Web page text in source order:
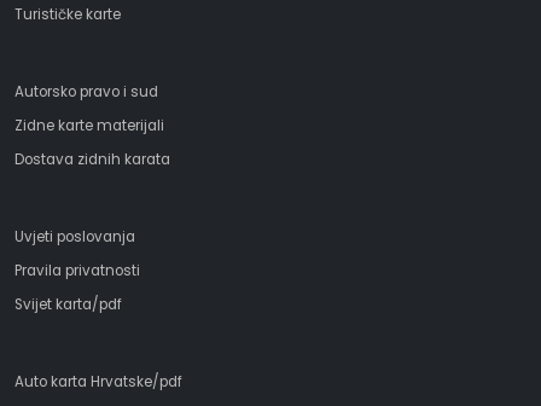
Turističke karte
Autorsko pravo i sud
Zidne karte materijali
Dostava zidnih karata
Uvjeti poslovanja
Pravila privatnosti
Svijet karta/pdf
Auto karta Hrvatske/pdf